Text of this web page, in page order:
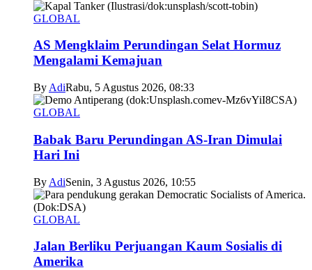
GLOBAL
AS Mengklaim Perundingan Selat Hormuz
Mengalami Kemajuan
By AdiRabu, 5 Agustus 2026, 08:33
GLOBAL
Babak Baru Perundingan AS-Iran Dimulai
Hari Ini
By AdiSenin, 3 Agustus 2026, 10:55
GLOBAL
Jalan Berliku Perjuangan Kaum Sosialis di
Amerika